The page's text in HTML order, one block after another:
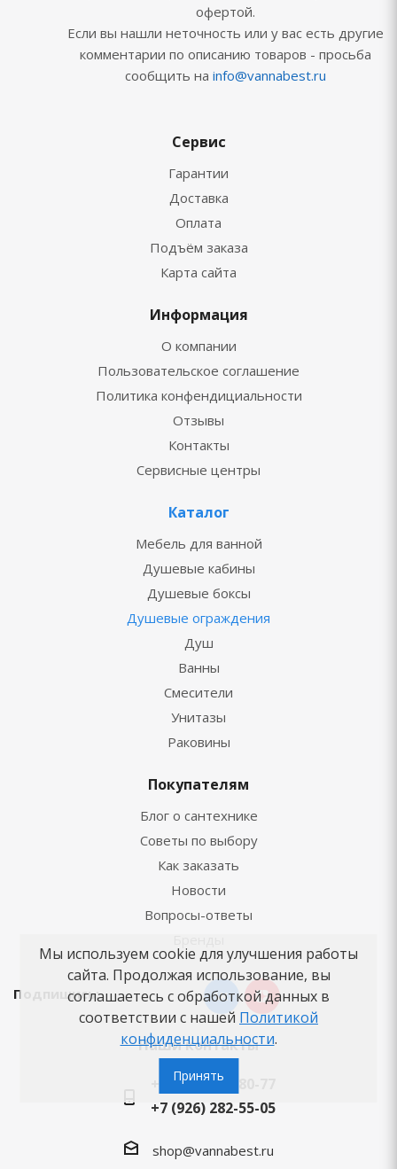
офертой.
Если вы нашли неточность или у вас есть другие
комментарии по описанию товаров - просьба
сообщить на info@vannabest.ru
Сервис
Гарантии
Доставка
Оплата
Подъём заказа
Карта сайта
Информация
О компании
Пользовательское соглашение
Политика конфендициальности
Отзывы
Контакты
Сервисные центры
Каталог
Мебель для ванной
Душевые кабины
Душевые боксы
Душевые ограждения
Душ
Ванны
Смесители
Унитазы
Раковины
Покупателям
Блог о сантехнике
Советы по выбору
Как заказать
Новости
Вопросы-ответы
Подпишись:
Наши контакты
+7 (495) 125-80-77
+7 (926) 282-55-05
shop@vannabest.ru
Мы используем cookie для улучшения работы
сайта. Продолжая использование, вы
соглашаетесь с обработкой данных в
соответствии с нашей Политикой
конфиденциальности.
Принять